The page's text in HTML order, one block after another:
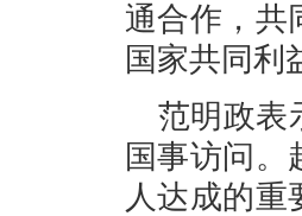
通合作，共
国家共同利
范明政表
国事访问
人达成的